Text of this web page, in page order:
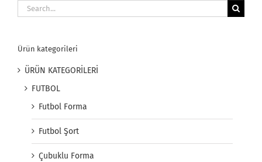
Search
for:
Ürün kategorileri
ÜRÜN KATEGORİLERİ
FUTBOL
Futbol Forma
Futbol Şort
Çubuklu Forma